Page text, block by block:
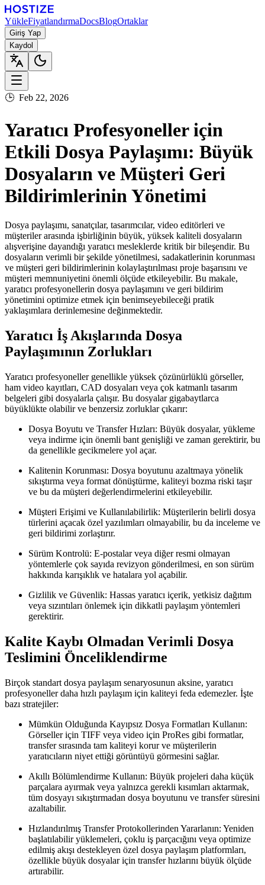
YükleFiyatlandırmaDocsBlogOrtaklar
Giriş Yap
Kaydol
🕒 Feb 22, 2026
Yaratıcı Profesyoneller için
Etkili Dosya Paylaşımı: Büyük
Dosyaların ve Müşteri Geri
Bildirimlerinin Yönetimi
Dosya paylaşımı, sanatçılar, tasarımcılar, video editörleri ve
müşteriler arasında işbirliğinin büyük, yüksek kaliteli dosyaların
alışverişine dayandığı yaratıcı mesleklerde kritik bir bileşendir. Bu
dosyaların verimli bir şekilde yönetilmesi, sadakatlerinin korunması
ve müşteri geri bildirimlerinin kolaylaştırılması proje başarısını ve
müşteri memnuniyetini önemli ölçüde etkileyebilir. Bu makale,
yaratıcı profesyonellerin dosya paylaşımını ve geri bildirim
yönetimini optimize etmek için benimseyebileceği pratik
yaklaşımlara derinlemesine değinmektedir.
Yaratıcı İş Akışlarında Dosya
Paylaşımının Zorlukları
Yaratıcı profesyoneller genellikle yüksek çözünürlüklü görseller,
ham video kayıtları, CAD dosyaları veya çok katmanlı tasarım
belgeleri gibi dosyalarla çalışır. Bu dosyalar gigabaytlarca
büyüklükte olabilir ve benzersiz zorluklar çıkarır:
Dosya Boyutu ve Transfer Hızları: Büyük dosyalar, yükleme
veya indirme için önemli bant genişliği ve zaman gerektirir, bu
da genellikle gecikmelere yol açar.
Kalitenin Korunması: Dosya boyutunu azaltmaya yönelik
sıkıştırma veya format dönüştürme, kaliteyi bozma riski taşır
ve bu da müşteri değerlendirmelerini etkileyebilir.
Müşteri Erişimi ve Kullanılabilirlik: Müşterilerin belirli dosya
türlerini açacak özel yazılımları olmayabilir, bu da inceleme ve
geri bildirimi zorlaştırır.
Sürüm Kontrolü: E-postalar veya diğer resmi olmayan
yöntemlerle çok sayıda revizyon gönderilmesi, en son sürüm
hakkında karışıklık ve hatalara yol açabilir.
Gizlilik ve Güvenlik: Hassas yaratıcı içerik, yetkisiz dağıtım
veya sızıntıları önlemek için dikkatli paylaşım yöntemleri
gerektirir.
Kalite Kaybı Olmadan Verimli Dosya
Teslimini Önceliklendirme
Birçok standart dosya paylaşım senaryosunun aksine, yaratıcı
profesyoneller daha hızlı paylaşım için kaliteyi feda edemezler. İşte
bazı stratejiler:
Mümkün Olduğunda Kayıpsız Dosya Formatları Kullanın:
Görseller için TIFF veya video için ProRes gibi formatlar,
transfer sırasında tam kaliteyi korur ve müşterilerin
yaratıcıların niyet ettiği görüntüyü görmesini sağlar.
Akıllı Bölümlendirme Kullanın: Büyük projeleri daha küçük
parçalara ayırmak veya yalnızca gerekli kısımları aktarmak,
tüm dosyayı sıkıştırmadan dosya boyutunu ve transfer süresini
azaltabilir.
Hızlandırılmış Transfer Protokollerinden Yararlanın: Yeniden
başlatılabilir yüklemeleri, çoklu iş parçacığını veya optimize
edilmiş akışı destekleyen özel dosya paylaşım platformları,
özellikle büyük dosyalar için transfer hızlarını büyük ölçüde
artırabilir.